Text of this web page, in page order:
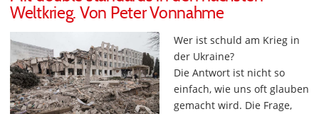
Weltkrieg. Von Peter Vonnahme
Wer ist schuld am Krieg in
der Ukraine?
Die Antwort ist nicht so
einfach, wie uns oft glauben
gemacht wird. Die Frage,